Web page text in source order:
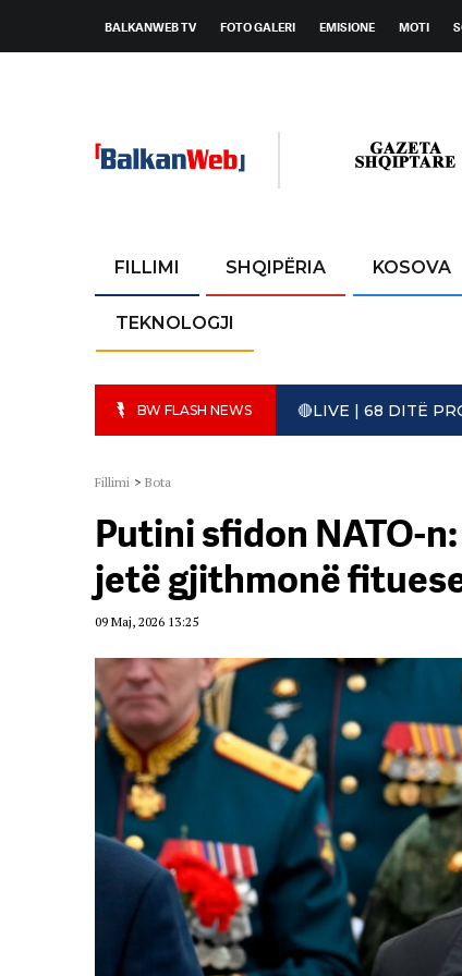
BALKANWEB TV FOTO GALERI EMISIONE MOTI
FILLIMI SHQIPËRIA KOSOVA
TEKNOLOGJI
BW FLASH NEWS 🔴LIVE | 68 DITË
Fillimi > Bota
Putini sfidon NATO-
jetë gjithmonë
09 Maj, 2026 13:25